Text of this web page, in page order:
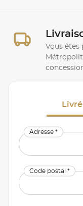
Vous
Adresse *
Code postal *